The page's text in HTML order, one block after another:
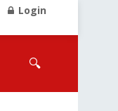
Login
🔍